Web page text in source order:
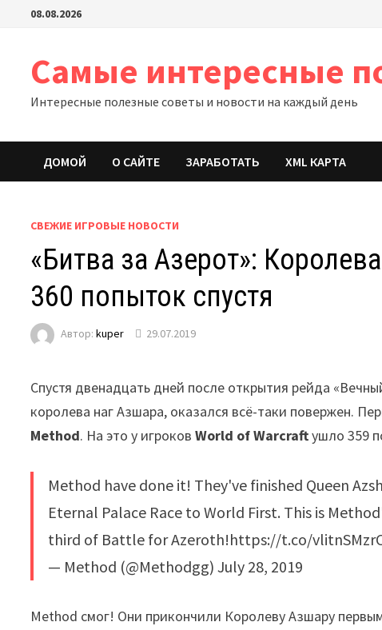
Перейти08.08.2026
Самые интересные
Интересные полезные советы и новости на каждый день
ДОМОЙ О САЙТЕ ЗАРАБОТАТЬ XML КАРТА
СВЕЖИЕ ИГРОВЫЕ НОВОСТИ
«Битва за Азерот»:
360 попыток спустя
Автор:kuper 29.07.2019
Спустя двенадцать дней после открытия рейда
королева наг Азшара, оказался всё-таки повержен.
Method. На это у игроковWorld of Warcraftушло 359
Method have done it! They've finished Queen
Eternal Palace Race to World First. This is
third of Battle for Azeroth!https://t.co/
— Method (@Methodgg) July 28, 2019
Method смог! Они прикончили Королеву Азшару